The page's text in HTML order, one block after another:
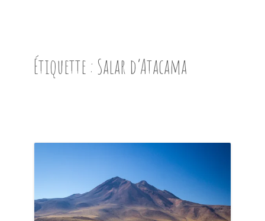
PRÉSENTATION
NOS BONNES ADRESSES
Étiquette : Salar d’Atacama